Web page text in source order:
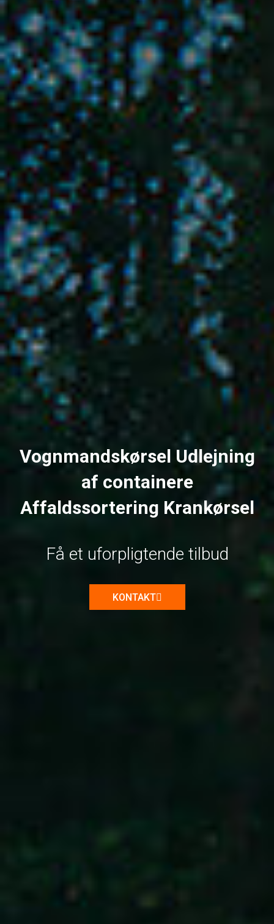
Vognmandskørsel Udlejning
af containere
Affaldssortering Krankørsel
Få et uforpligtende tilbud
KONTAKT